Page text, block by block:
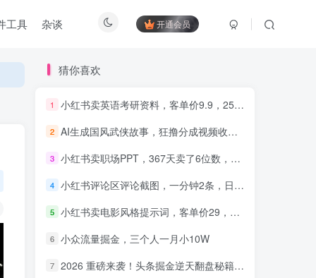
开通会员
工具 杂谈
猜你喜欢
1 小红书卖英语考研资料，客单价9.9，250天卖了16w!
2 AI生成国风武侠故事，狂撸分成视频收益，轻松日入1000+【可多平台分发】！
3 小红书卖职场PPT，367天卖了6位数，从0-1全流程讲解
4 小红书评论区评论截图，一分钟2条，日入几千，多劳多得!
5 小红书卖电影风格提示词，客单价29，50多天卖了790单，小白直接抄作业！
6 小众流量掘金，三个人一月小10W
7 2026 重磅来袭！头条掘金逆天翻盘秘籍，AI 一键打造爆款内容，只需简单复制粘贴，日入 1000 + 轻松实现！
知识付费5.0，重磅更新 平台
才是王道，长期稳定项目